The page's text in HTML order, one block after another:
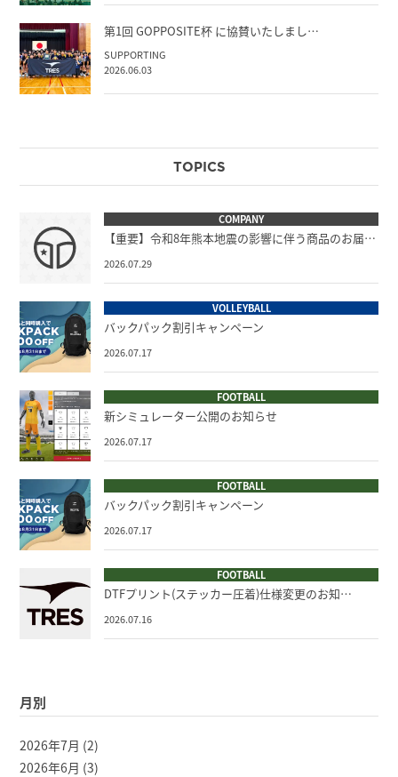
第1回 GOPPOSITE杯 に協賛いたしまし…
SUPPORTING
2026.06.03
TOPICS
COMPANY
【重要】令和8年熊本地震の影響に伴う商品のお届…
2026.07.29
VOLLEYBALL
バックパック割引キャンペーン
2026.07.17
FOOTBALL
新シミュレーター公開のお知らせ
2026.07.17
FOOTBALL
バックパック割引キャンペーン
2026.07.17
FOOTBALL
DTFプリント(ステッカー圧着)仕様変更のお知…
2026.07.16
月別
2026年7月 (2)
2026年6月 (3)